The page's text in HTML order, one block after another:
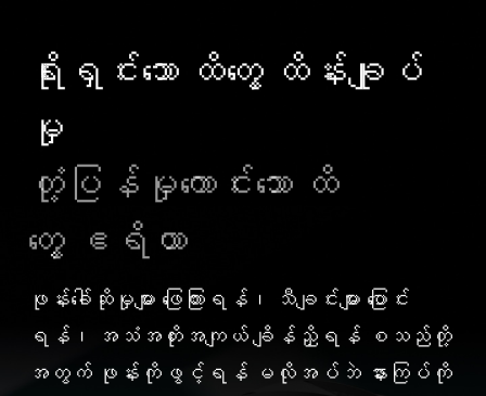
ရိုးရှင်းသော ထိတွေ့ ထိန်းချုပ်
မှု
တုံ့ပြန်မှုကောင်းသော ထိ
တွေ့ ဧရိယာ
ဖုန်းခေါ်ဆိုမှုများ ဖြေကြားရန်၊ သီချင်းများ ပြောင်း
ရန်၊ အသံအတိုးအကျယ် ချိန်ညှိရန် စသည်တို့
အတွက် ဖုန်းကိုဖွင့်ရန် မလိုအပ်ဘဲ နားကြပ်ကို